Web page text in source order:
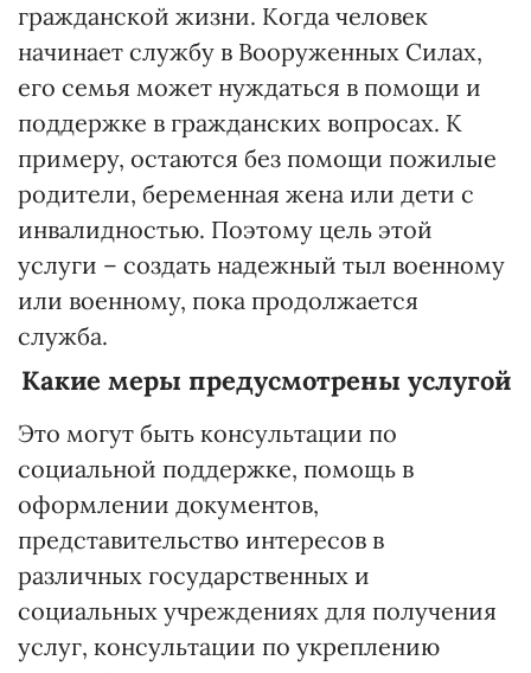
гражданской жизни. Когда человек
начинает службу в Вооруженных Силах,
его семья может нуждаться в помощи и
поддержке в гражданских вопросах. К
примеру, остаются без помощи пожилые
родители, беременная жена или дети с
инвалидностью. Поэтому цель этой
услуги – создать надежный тыл военному
или военному, пока продолжается
служба.
Какие меры предусмотрены услугой
Это могут быть консультации по
социальной поддержке, помощь в
оформлении документов,
представительство интересов в
различных государственных и
социальных учреждениях для получения
услуг, консультации по укреплению